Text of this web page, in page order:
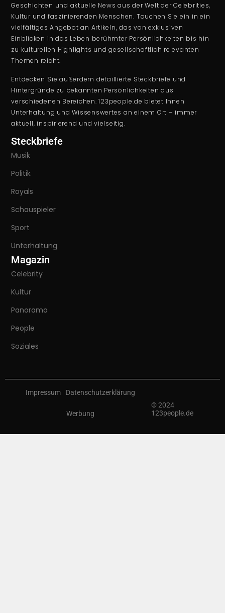
Geschichten und aktuelle News aus der Welt der Celebrities,
Kultur und faszinierenden Menschen. Tauchen Sie ein in ein
vielfältiges Angebot an Artikeln, das von exklusiven
Einblicken in das Leben berühmter Persönlichkeiten bis hin
zu kulturellen Highlights und gesellschaftlich relevanten
Themen reicht.
Entdecken Sie außerdem detaillierte Steckbriefe und
Hintergründe zu bekannten Persönlichkeiten aus
verschiedenen Bereichen. 123people.de bietet Ihnen
Unterhaltung und Wissenswertes an einem Ort – immer
aktuell, inspirierend und vielseitig.
Steckbriefe
Musik
Politik
Royals
Schauspieler
Sport
Unterhaltung
Magazin
Celebrity
Kultur
Panorama
People
Soziales
© 2024
123people.de
Impressum Datenschutzerklärung
Werbung